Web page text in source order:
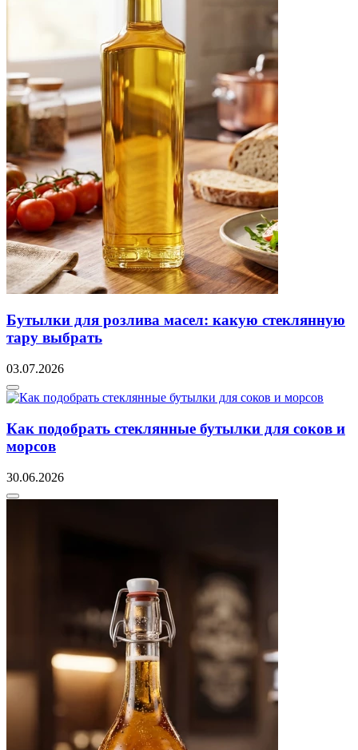
Бутылки для розлива масел: какую стеклянную
тару выбрать
03.07.2026
Как подобрать стеклянные бутылки для соков и
морсов
30.06.2026